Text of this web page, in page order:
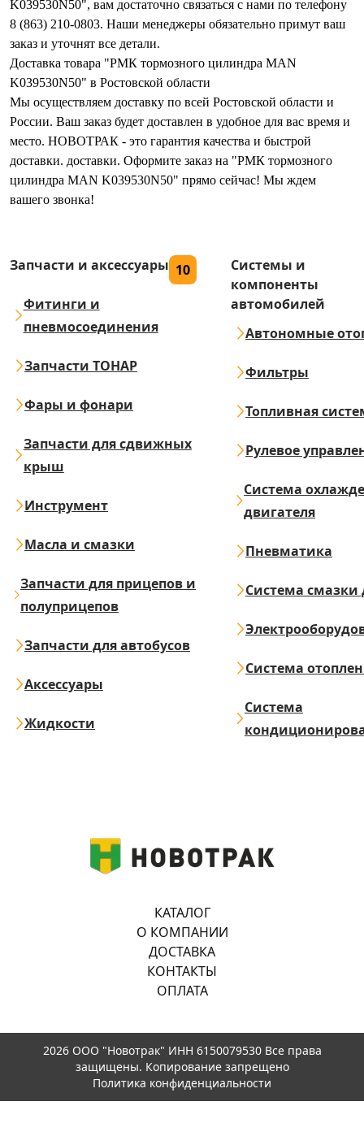
K039530N50", вам достаточно связаться с нами по телефону
8 (863) 210-0803. Наши менеджеры обязательно примут ваш
заказ и уточнят все детали.
Доставка товара "РМК тормозного цилиндра MAN
K039530N50" в Ростовской области
Мы осуществляем доставку по всей Ростовской области и
России. Ваш заказ будет доставлен в удобное для вас время и
место. НОВОТРАК - это гарантия качества и быстрой
доставки. доставки. Оформите заказ на "РМК тормозного
цилиндра MAN K039530N50" прямо сейчас! Мы ждем
вашего звонка!
Запчасти и аксессуары 10
Фитинги и
пневмосоединения
Запчасти ТОНАР
Фары и фонари
Запчасти для сдвижных
крыш
Инструмент
Масла и смазки
Запчасти для прицепов и
полуприцепов
Запчасти для автобусов
Аксессуары
Жидкости
Системы и
компоненты
автомобилей
Автономные
Фильтры
Топливная
Рулевое
Система
двигателя
Пневматика
Система смазки
Система
Система
КАТАЛОГ
О КОМПАНИИ
ДОСТАВКА
КОНТАКТЫ
ОПЛАТА
2026 ООО "Новотрак" ИНН 6150079530 Все права
защищены. Копирование запрещено
Политика конфиденциальности